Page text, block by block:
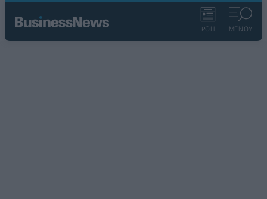
ΡΟΗ ΜΕΝΟΥ